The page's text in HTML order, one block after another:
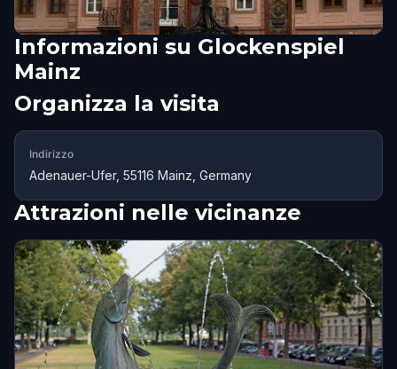
Informazioni su Glockenspiel
Mainz
Organizza la visita
Indirizzo
Adenauer-Ufer, 55116 Mainz, Germany
Attrazioni nelle vicinanze